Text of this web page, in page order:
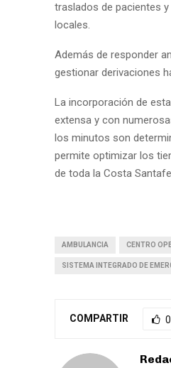
traslados de pacientes
locales.
Además de responder
gestionar derivaciones
La incorporación de
extensa y con
los minutos son
permite optimizar los
de toda la Costa
AMBULANCIA CENTRO
SISTEMA INTEGRADO DE
COMPARTIR 0